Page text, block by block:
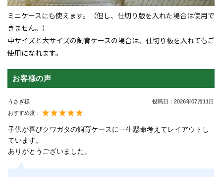
ミニケースにも使えます。（但し、仕切り版を入れた場合は使用で
きません。）
中サイズと大サイズの飼育ケースの場合は、仕切り板を入れてもご
使用になれます。
お客様の声
うさぎ様 投稿日： 2026年07月11日
おすすめ度：
子供が喜びクワガタの飼育ケースに一生懸命考えてレイアウトし
ています。
ありがとうございました。